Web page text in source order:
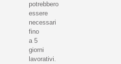
potrebbero
essere
necessari
fino
a 5
giorni
lavorativi.